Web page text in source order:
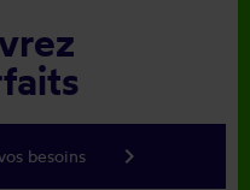
besoins keyboard_arrow_right